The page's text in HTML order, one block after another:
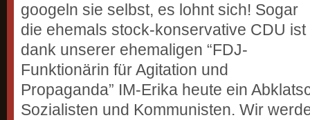
googeln sie selbst, es lohnt sich! Sogar
die ehemals stock-konservative CDU ist
dank unserer ehemaligen “FDJ-
Funktionärin für Agitation und
Propaganda” IM-Erika heute ein
Sozialisten und Kommunisten. Wir